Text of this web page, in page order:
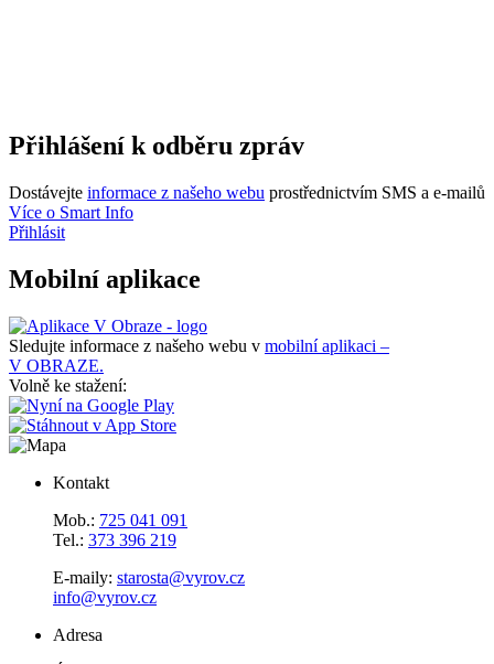
Přihlášení k odběru zpráv
Dostávejte informace z našeho webu prostřednictvím SMS a e-mailů
Více o Smart Info
Přihlásit
Mobilní aplikace
Sledujte informace z našeho webu v mobilní aplikaci –
V OBRAZE.
Volně ke stažení:
Kontakt
Mob.: 725 041 091
Tel.: 373 396 219
E-maily: starosta@vyrov.cz
info@vyrov.cz
Adresa